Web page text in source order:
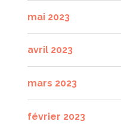
mai 2023
avril 2023
mars 2023
février 2023